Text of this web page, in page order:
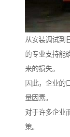
从安装调试到
的专业支持能
来的损失。
因此，企业的
量因素。
对于许多企业
策。